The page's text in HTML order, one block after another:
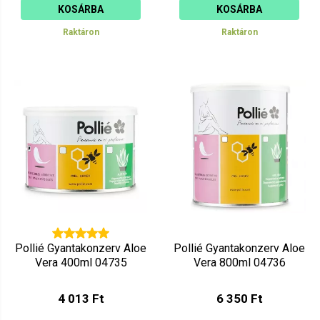
KOSÁRBA
Raktáron
KOSÁRBA
Raktáron
Pollié Gyantakonzerv Aloe
Vera 400ml 04735
4 013 Ft
Pollié Gyantakonzerv Aloe
Vera 800ml 04736
6 350 Ft